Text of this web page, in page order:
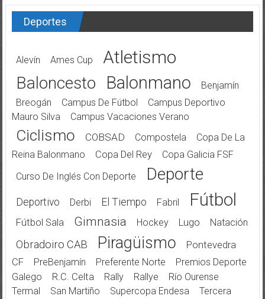
Deportes
Alevín Ames Cup Atletismo
Baloncesto Balonmano
Benjamín
Breogán
Campus De Fútbol
Campus Deportivo
Mauro Silva
Campus Vacaciones Verano
Ciclismo COBSAD Compostela
Copa De La
Reina Balonmano
Copa Del Rey
Copa Galicia FSF
Curso De Inglés Con Deporte
Deporte
Deportivo Derbi El Tiempo Fabril Fútbol
Fútbol Sala Gimnasia Hockey Lugo Natación
Obradoiro CAB Piragüismo
Pontevedra
CF
PreBenjamín Preferente Norte
Premios Deporte
Galego
R.C. Celta Rally Rallye
Río Ourense
Termal
San Martiño Supercopa Endesa
Tercera